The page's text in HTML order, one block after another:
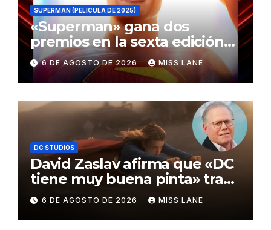
SUPERMAN (PELÍCULA DE 2025)
«Superman» gana dos
premios en la sexta edición
de los Critics Choice Super
Awards
6 DE AGOSTO DE 2026 MISS LANE
DC STUDIOS
David Zaslav afirma que «DC
tiene muy buena pinta» tras
el fracaso de «Supergirl»
6 DE AGOSTO DE 2026 MISS LANE